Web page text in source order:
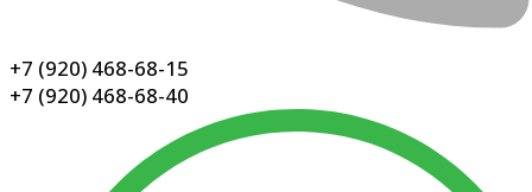
+7 (920) 468-68-15
+7 (920) 468-68-40